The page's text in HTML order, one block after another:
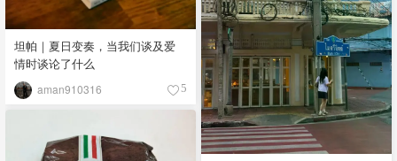
坦帕｜夏日变奏，当我们谈及爱
情时谈论了什么
aman910316 5